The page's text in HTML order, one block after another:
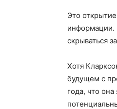
Это
информации.
скрываться
Хотя
будущем с
года, что